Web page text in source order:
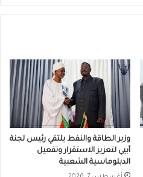
وزير الطاقة والنفط يلتقي رئيس لجنة
أبيي لتعزيز الاستقرار وتفعيل
الدبلوماسية الشعبية